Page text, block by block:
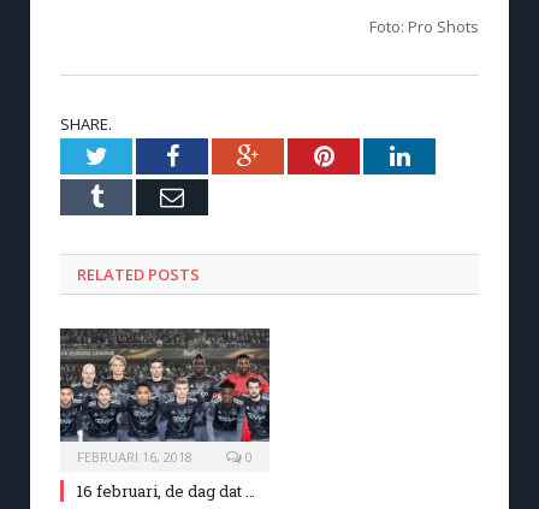
Foto: Pro Shots
SHARE.
TwitterFacebookGoogle+PinterestLinkedIn
Tumblr Email
RELATED POSTS
FEBRUARI 16, 2018 0
16 februari, de dag dat …